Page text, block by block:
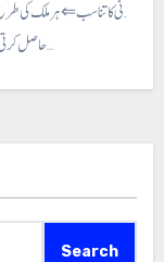
آمدنی کا تناسب ⇐ ہر ملک کی
حاصل کرتی ہے۔ ایک اندازے کے مطابق پاکستان کی مرکزی…
Search